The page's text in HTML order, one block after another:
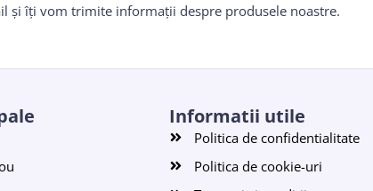
și îți vom trimite informații despre produsele noastre.
Informatii utile
Politica de confidentialitate
Politica de cookie-uri